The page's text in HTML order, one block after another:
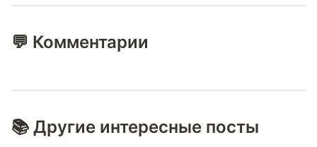
💬 Комментарии
📚 Другие интересные посты